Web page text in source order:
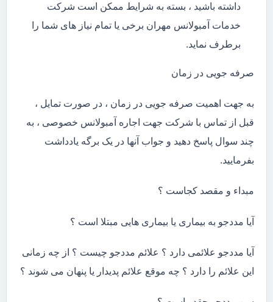
داشته باشید ، بسته به شرایط ممکن است شرکت
خدمات آمبولانس مهران برخی یا تمام نیاز های شما را
برطرف نماید.
صرفه جویی در زمان
به جهت اهمیت صرفه جویی در زمان ، در صورت تمایل ،
قبل از تماس با شرکت جهت اجاره آمبولانس خصوصی ، به
چند سوال پاسخ دهید و جواب آنها در یک برگه یادداشت
بفرمایید.
مبداء و مقصد کجاست ؟
آیا مددجو به بیماری یا بیماری هایی مبتلا است ؟
آیا مددجو علائمی دارد ؟ علائم مددجو چیست ؟ از چه زمانی
این علائم را دارد ؟ چه موقع علائم پدیدار یا پنهان می شوند ؟